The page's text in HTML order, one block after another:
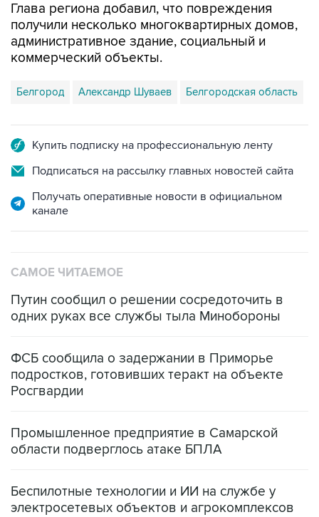
Глава региона добавил, что повреждения
получили несколько многоквартирных домов,
административное здание, социальный и
коммерческий объекты.
Белгород Александр Шуваев Белгородская область
Купить подписку на профессиональную ленту
Подписаться на рассылку главных новостей сайта
Получать оперативные новости в официальном
канале
САМОЕ ЧИТАЕМОЕ
Путин сообщил о решении сосредоточить в
одних руках все службы тыла Минобороны
ФСБ сообщила о задержании в Приморье
подростков, готовивших теракт на объекте
Росгвардии
Промышленное предприятие в Самарской
области подверглось атаке БПЛА
Беспилотные технологии и ИИ на службе у
электросетевых объектов и агрокомплексов